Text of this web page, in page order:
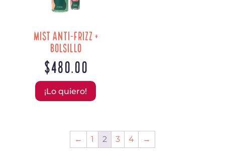
Mist Anti-Frizz +
Bolsillo
$480.00
¡Lo quiero!
← 1 2 3 4 →